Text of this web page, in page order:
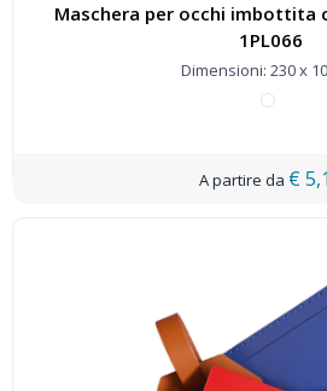
Maschera per occhi imbottita
1PL066
Dimensioni: 230 x
€